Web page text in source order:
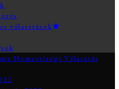
választások
Nemzetiségi Választás